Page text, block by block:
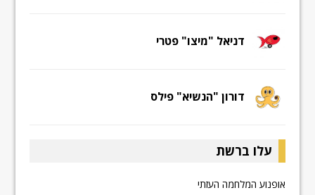
דניאל "מיצו" פטרי
דורון "הנשיא" פילס
עלו ברשת
אופנוע המלחמה העזתי